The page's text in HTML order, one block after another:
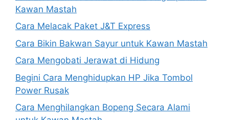
Kawan Mastah
Cara Melacak Paket J&T Express
Cara Bikin Bakwan Sayur untuk Kawan Mastah
Cara Mengobati Jerawat di Hidung
Begini Cara Menghidupkan HP Jika Tombol
Power Rusak
Cara Menghilangkan Bopeng Secara Alami